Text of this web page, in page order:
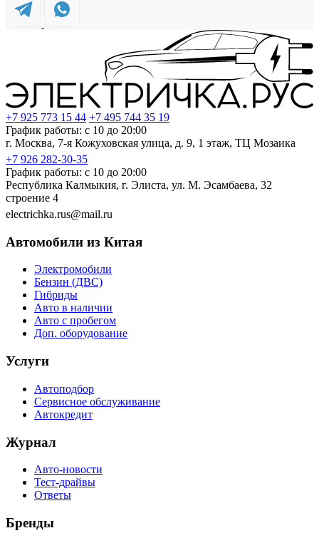
+7 925 773 15 44 +7 495 744 35 19
График работы: с 10 до 20:00
г. Москва, 7-я Кожуховская улица, д. 9, 1 этаж, ТЦ Мозаика
+7 926 282-30-35
График работы: с 10 до 20:00
Республика Калмыкия, г. Элиста, ул. М. Эсамбаева, 32
строение 4
electrichka.rus@mail.ru
Автомобили из Китая
Электромобили
Бензин (ДВС)
Гибриды
Авто в наличии
Авто с пробегом
Доп. оборудование
Услуги
Автоподбор
Сервисное обслуживание
Автокредит
Журнал
Авто-новости
Тест-драйвы
Ответы
Бренды